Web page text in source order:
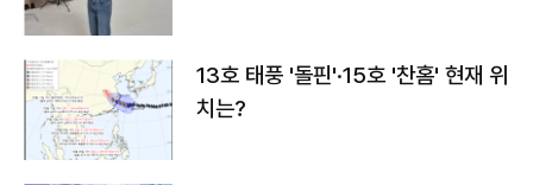
13호 태풍 '돌핀'·15호 '찬홈' 현재 위
치는?